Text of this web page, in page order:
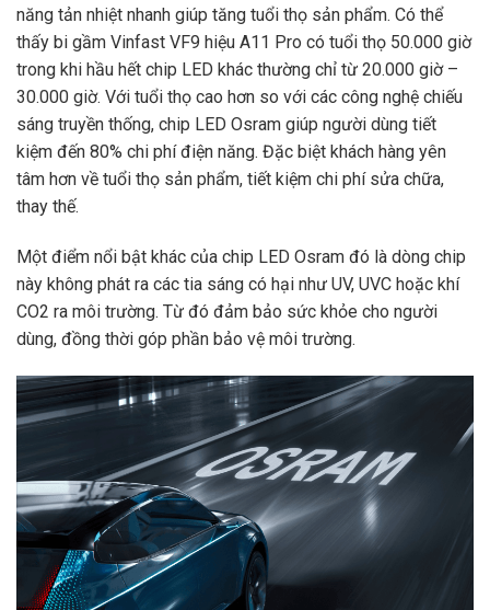
năng tản nhiệt nhanh giúp tăng tuổi thọ sản phẩm. Có thể
thấy bi gầm Vinfast VF9 hiệu A11 Pro có tuổi thọ 50.000 giờ
trong khi hầu hết chip LED khác thường chỉ từ 20.000 giờ –
30.000 giờ. Với tuổi thọ cao hơn so với các công nghệ chiếu
sáng truyền thống, chip LED Osram giúp người dùng tiết
kiệm đến 80% chi phí điện năng. Đặc biệt khách hàng yên
tâm hơn về tuổi thọ sản phẩm, tiết kiệm chi phí sửa chữa,
thay thế.
Một điểm nổi bật khác của chip LED Osram đó là dòng chip
này không phát ra các tia sáng có hại như UV, UVC hoặc khí
CO2 ra môi trường. Từ đó đảm bảo sức khỏe cho người
dùng, đồng thời góp phần bảo vệ môi trường.